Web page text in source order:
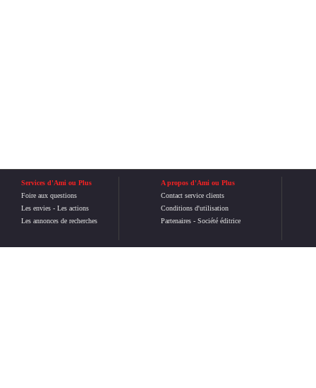
Services d'Ami ou Plus
Foire aux questions
Les envies - Les actions
Les annonces de recherches
A propos d'Ami ou Plus
Contact service clients
Conditions d'utilisation
Partenaires- Société éditrice